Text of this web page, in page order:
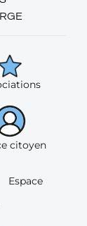
citoyen
Espace